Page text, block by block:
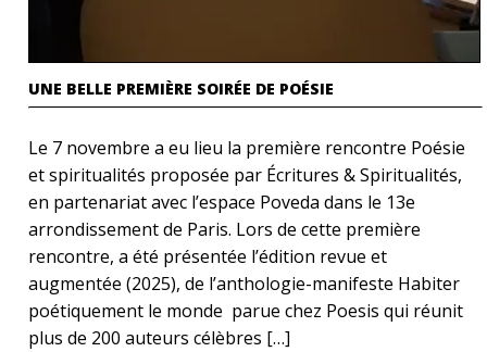
UNE BELLE PREMIÈRE SOIRÉE DE POÉSIE
Le 7 novembre a eu lieu la première rencontre Poésie
et spiritualités proposée par Écritures & Spiritualités,
en partenariat avec l’espace Poveda dans le 13e
arrondissement de Paris. Lors de cette première
rencontre, a été présentée l’édition revue et
augmentée (2025), de l’anthologie-manifeste Habiter
poétiquement le monde parue chez Poesis qui réunit
plus de 200 auteurs célèbres […]